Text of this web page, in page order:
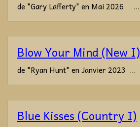
de "Gary Lafferty" en Mai 2026 ...
Blow Your Mind (New I)
de "Ryan Hunt" en Janvier 2023 ...
Blue Kisses (Country I)